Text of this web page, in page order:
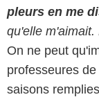
pleurs en me
qu'elle
On ne peut
professeures de
saisons